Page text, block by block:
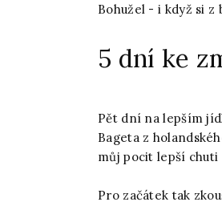
Bohužel - i když si
5 dní ke
Pět dní na lepším
Bageta z
můj pocit lepší
Pro začátek tak